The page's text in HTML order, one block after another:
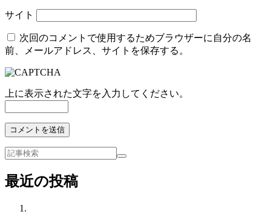
サイト
次回のコメントで使用するためブラウザーに自分の名
前、メールアドレス、サイトを保存する。
上に表示された文字を入力してください。
最近の投稿